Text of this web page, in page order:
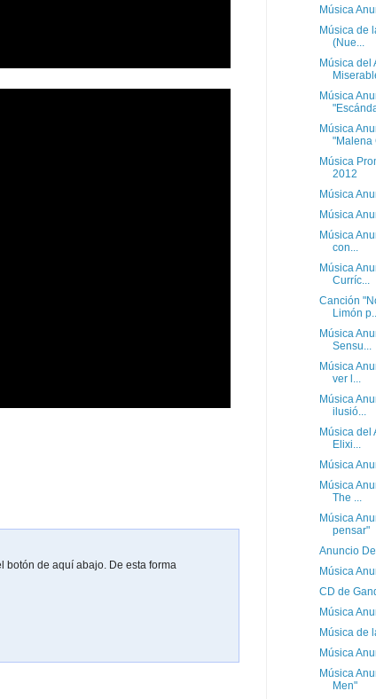
botón de aquí abajo. De esta forma
Música
Música de
(Nue...
Música del
Música
Música
"Malena
Música
2012
Música
Música
Música
con...
Música
Curríc...
Canción
Limón
Música
Sensu...
Música
ver l...
Música
ilusió...
Música del
Elixi...
Música
Música
The ...
Música
pensar"
Anuncio
Música
CD de
Música
Música de
Música
Música
Men"